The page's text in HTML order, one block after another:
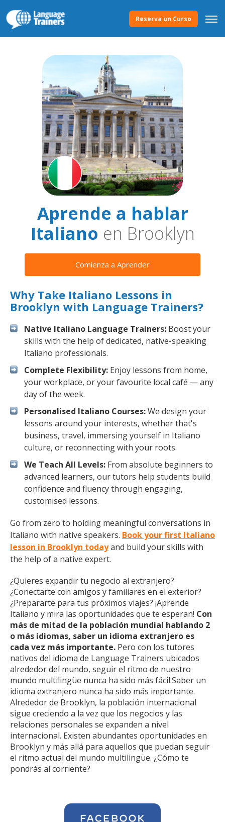
Reserva un Curso
Aprende a hablar
Italiano en Brooklyn
Comienza a Aprender
Why Take Italiano Lessons in
Brooklyn with Language Trainers?
Native Italiano Language Trainers: Boost your
skills with the help of dedicated, native-speaking
Italiano professionals.
Complete Flexibility: Enjoy lessons from home,
your workplace, or your favourite local café — any
day of the week.
Personalised Italiano Courses:We design your
lessons around your interests, whether that's
business, travel, immersing yourself in Italiano
culture, or reconnecting with your roots.
We Teach All Levels: From absolute beginners to
advanced learners, our tutors help students build
confidence and fluency through engaging,
customised lessons.
Go from zero to holding meaningful conversations in
Italiano with native speakers. Book your first Italiano
lesson in Brooklyn todayand build your skills with
the help of a native expert.
¿Quieres expandir tu negocio al extranjero?
¿Conectarte con amigos y familiares en el exterior?
¿Prepararte para tus próximos viajes? ¡Aprende
Italiano y mira las oportunidades que te esperan! Con
más de mitad de la población mundial hablando 2
o más idiomas, saber un idioma extranjero es
cada vez más importante. Pero con los tutores
nativos del idioma de Language Trainers ubicados
alrededor del mundo, seguir el ritmo de nuestro
mundo multilingüe nunca ha sido más fácil.Saber un
idioma extranjero nunca ha sido más importante.
Alrededor de Brooklyn, la población internacional
sigue creciendo a la vez que los negocios y las
relaciones personales se expanden a nivel
internacional. Existen abundantes oportunidades en
Brooklyn y más allá para aquellos que puedan seguir
el ritmo actual del mundo multilingüe. ¿Cómo te
pondrás al corriente?